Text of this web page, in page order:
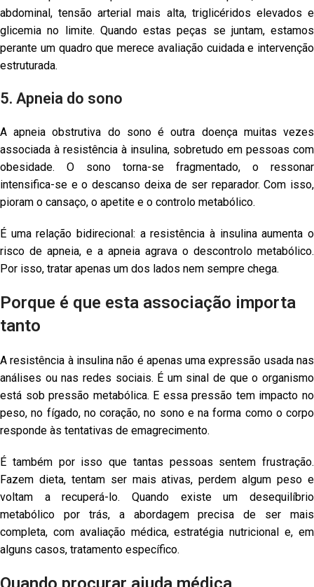
abdominal, tensão arterial mais alta, triglicéridos elevados e
glicemia no limite. Quando estas peças se juntam, estamos
perante um quadro que merece avaliação cuidada e intervenção
estruturada.
5. Apneia do sono
A apneia obstrutiva do sono é outra doença muitas vezes
associada à resistência à insulina, sobretudo em pessoas com
obesidade. O sono torna-se fragmentado, o ressonar
intensifica-se e o descanso deixa de ser reparador. Com isso,
pioram o cansaço, o apetite e o controlo metabólico.
É uma relação bidirecional: a resistência à insulina aumenta o
risco de apneia, e a apneia agrava o descontrolo metabólico.
Por isso, tratar apenas um dos lados nem sempre chega.
Porque é que esta associação importa
tanto
A resistência à insulina não é apenas uma expressão usada nas
análises ou nas redes sociais. É um sinal de que o organismo
está sob pressão metabólica. E essa pressão tem impacto no
peso, no fígado, no coração, no sono e na forma como o corpo
responde às tentativas de emagrecimento.
É também por isso que tantas pessoas sentem frustração.
Fazem dieta, tentam ser mais ativas, perdem algum peso e
voltam a recuperá-lo. Quando existe um desequilíbrio
metabólico por trás, a abordagem precisa de ser mais
completa, com avaliação médica, estratégia nutricional e, em
alguns casos, tratamento específico.